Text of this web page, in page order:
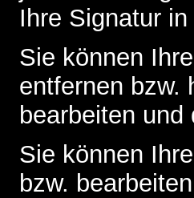
Ihre Signatur
Sie können
entfernen bzw.
bearbeiten
Sie können
bzw.